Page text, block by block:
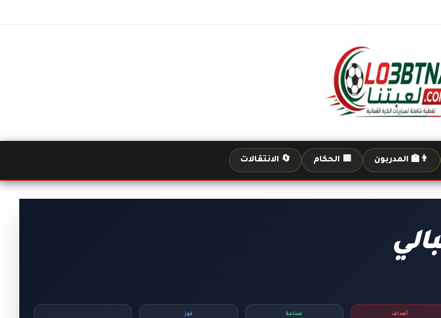
👨‍🏫 المدربون 🟨 الحكام 🔄 الانتقالات
أهداف صناعة فوز